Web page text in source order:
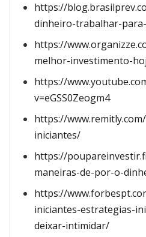
https://
dinheiro-trabalhar-
https://
melhor-investimento-
https://
v=eGSS0Zeogm4
https://
iniciantes/
https://
maneiras-de-por-o-
https://
iniciantes-estrategias-
deixar-intimidar/